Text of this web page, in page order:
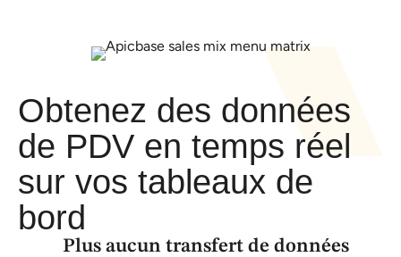
Obtenez des données
de PDV en temps réel
sur vos tableaux de
bord
Plus aucun transfert de données